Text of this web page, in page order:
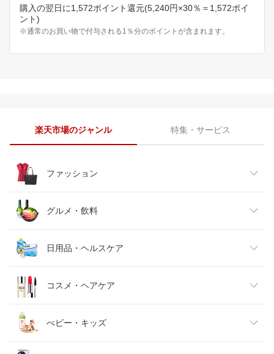
購入の翌日に1,572ポイント還元(5,240円×30％＝1,572ポイ
ント)
※通常のお買い物で付与される1％分のポイントが含まれます。
楽天市場のジャンル 特集・サービス
ファッション
レディースファッション
メンズファッション
キッズファッション
ベビーファッション
グルメ・飲料
食品
スイーツ・お菓子
水・ソフトドリンク
日用品・ヘルスケア
日用品雑貨・文房具・手芸
ダイエット・健康
コスメ・ヘアケア
美容・コスメ・香水
べビー・キッズ